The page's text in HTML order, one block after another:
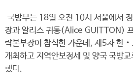
국방부는 18일 오전 10시 서울에서
장과 알리스 귀통(Alice GUITTON)
략본부장이 참석한 가운데, 제5차 한
개최하고 지역안보정세 및 양국 국방
했다.